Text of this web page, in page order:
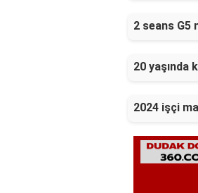
2 seans G5
20 yaşında
2024 işçi